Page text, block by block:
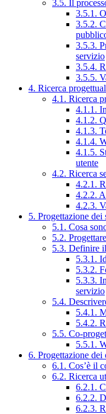
3.5. Il
3.5.1.
3.5.2.
3.5.3.
servizio
3.5.4.
3.5.5.
4. Ricerca
4.1. Ricerca
4.1.1.
4.1.2.
4.1.3.
4.1.4.
4.1.5.
utente
4.2. Ricerca
4.2.1.
4.2.2.
4.2.3.
5. Progettazione dei
5.1. Cosa
5.2.
5.3. Definire
5.3.1.
5.3.2.
5.3.3.
servizio
5.4.
5.4.1.
5.4.2.
5.5. Co-
5.5.1.
6. Progettazione dei
6.1. Cos’è il
6.2. Ricerca
6.2.1.
6.2.2.
6.2.3.